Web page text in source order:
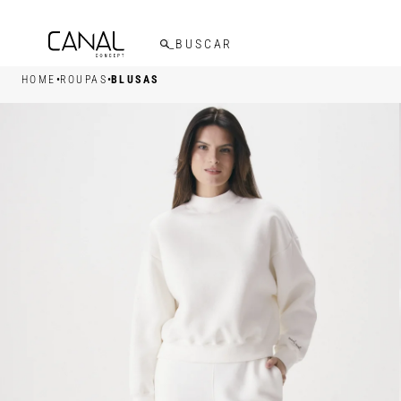
HOME •ROUPAS•BLUSAS